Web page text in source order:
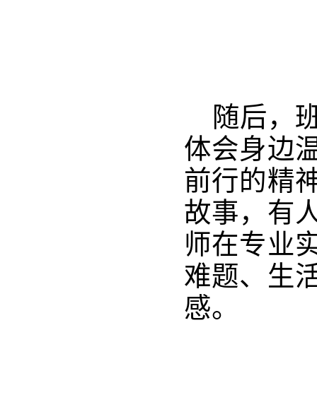
随后，
体会身边
前行的精
故事，有
师在专业
难题、生
感。